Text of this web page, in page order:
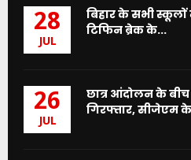
28
JUL
बिहार के सभी
टिफिन ब्रेक के...
26
JUL
छात्र आंदोलन के बीच
गिरफ्तार, सीजेएम